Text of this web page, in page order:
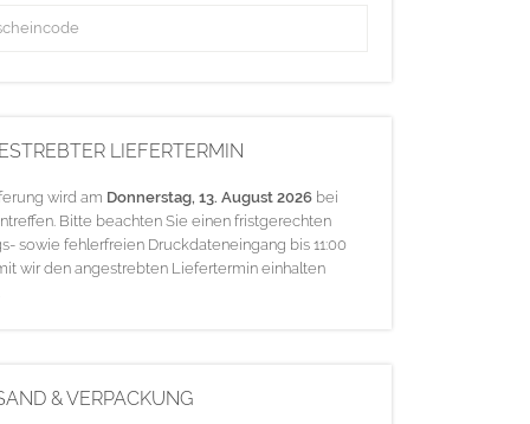
LIEFERTERMIN
wird am Donnerstag, 13. August 2026bei
Bitte beachten Sie einen fristgerechten
sowie fehlerfreien Druckdateneingang bis 11:00
wir den angestrebten Liefertermin einhalten
& VERPACKUNG